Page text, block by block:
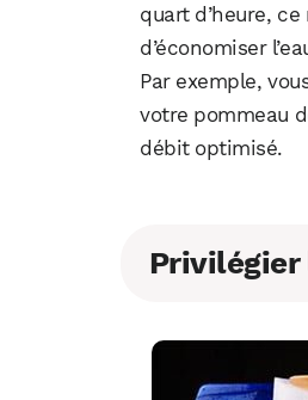
quart d’heure,
d’économiser
Par exemple,
votre pommeau
débit optimisé.
Privilégier